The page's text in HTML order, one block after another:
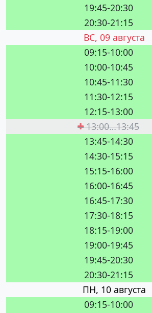
19:45-20:30
20:30-21:15
ВС, 09 августа
09:15-10:00
10:00-10:45
10:45-11:30
11:30-12:15
12:15-13:00
13:00…13:45
13:45-14:30
14:30-15:15
15:15-16:00
16:00-16:45
16:45-17:30
17:30-18:15
18:15-19:00
19:00-19:45
19:45-20:30
20:30-21:15
ПН, 10 августа
09:15-10:00